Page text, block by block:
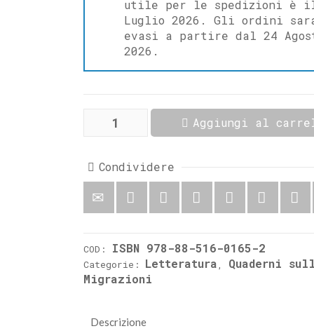
utile per le spedizioni è
Luglio 2026. Gli ordini
evasi a partire dal 24
2026.
letteratura
Nuove
Aggiungi al
Condividere
COD: ISBN 978-88-516-0165-2
Categorie: Letteratura, Quaderni
Migrazioni
Descrizione